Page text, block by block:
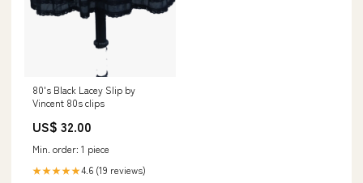
80's Black Lacey Slip by
Vincent 80s clips
US$ 32.00
Min. order: 1 piece
★★★★★4.6 (19 reviews)